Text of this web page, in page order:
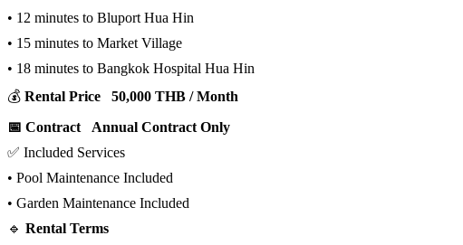
• 12 minutes to Bluport Hua Hin
• 15 minutes to Market Village
• 18 minutes to Bangkok Hospital Hua Hin
💰 Rental Price 50,000 THB / Month
📅 Contract Annual Contract Only
✅ Included Services
• Pool Maintenance Included
• Garden Maintenance Included
🔹 Rental Terms